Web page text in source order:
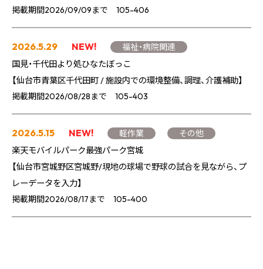
掲載期間2026/09/09まで 105-406
2026.5.29 NEW!
福祉・病院関連
国見・千代田より処ひなたぼっこ
【仙台市青葉区千代田町 / 施設内での環境整備、調理、介護補助】
掲載期間2026/08/28まで 105-403
2026.5.15 NEW! 軽作業
その他
楽天モバイルパーク最強パーク宮城
【仙台市宮城野区宮城野/現地の球場で野球の試合を見ながら、プ
レーデータを入力】
掲載期間2026/08/17まで 105-400